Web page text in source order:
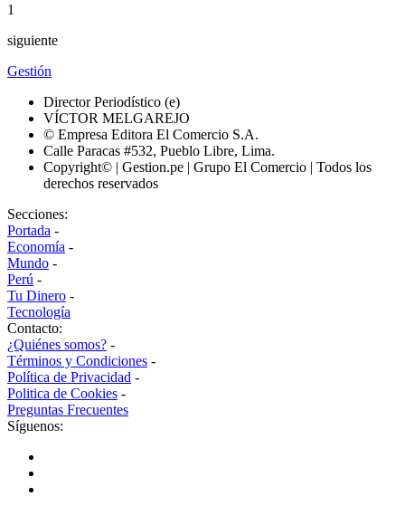
1
siguiente
Gestión
Director Periodístico (e)
VÍCTOR MELGAREJO
© Empresa Editora El Comercio S.A.
Calle Paracas #532, Pueblo Libre, Lima.
Copyright© | Gestion.pe | Grupo El Comercio | Todos los
derechos reservados
Secciones:
Portada -
Economía -
Mundo -
Perú -
Tu Dinero -
Tecnología
Contacto:
¿Quiénes somos? -
Términos y Condiciones -
Política de Privacidad -
Politica de Cookies -
Preguntas Frecuentes
Síguenos: